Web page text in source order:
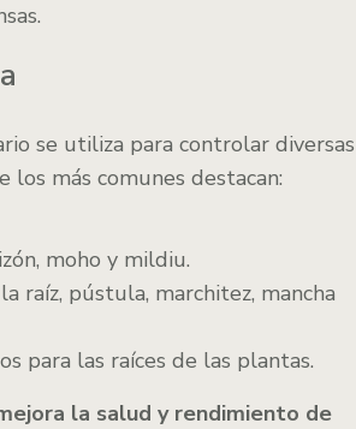
se utiliza para controlar diversas
más comunes destacan:
moho y mildiu.
raíz, pústula, marchitez, mancha
para las raíces de las plantas.
la salud y rendimiento de